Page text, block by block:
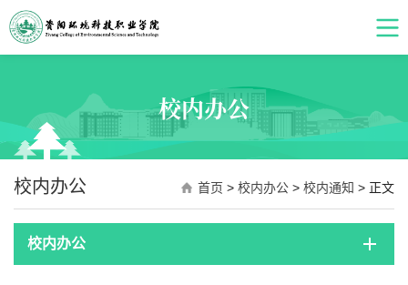
校内办公
校内办公 首页 > 校内办公 > 校内通知 > 正文
校内办公